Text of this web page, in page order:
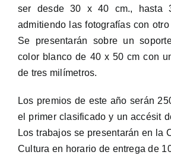
ser desde 30 x 40 cm., hasta
admitiendo las fotografías con
Se presentarán sobre un
color blanco de 40 x 50 cm con
de tres milímetros.
Los premios de este año serán
el primer clasificado y un accésit
Los trabajos se presentarán en la
Cultura en horario de entrega de